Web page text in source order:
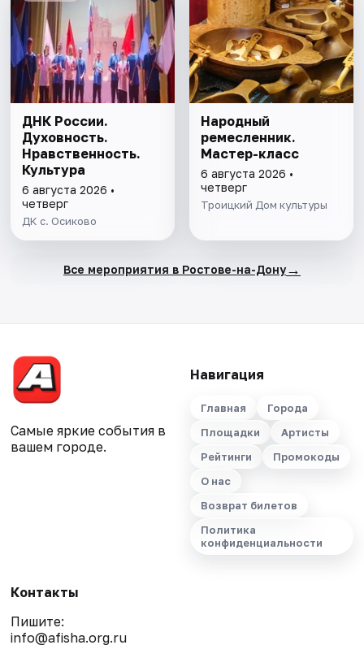
ДНК России.
Духовность.
Нравственность.
Культура
6 августа 2026 •
четверг
ДК с. Осиково
Народный
ремесленник.
Мастер-класс
6 августа 2026 •
четверг
Троицкий Дом культуры
Все мероприятия в Ростове-на-Дону→
Самые яркие события в
вашем городе.
Навигация
Главная
Города
Площадки
Артисты
Рейтинги
Промокоды
О нас
Возврат билетов
Политика
конфиденциальности
Контакты
Пишите:
info@afisha.org.ru